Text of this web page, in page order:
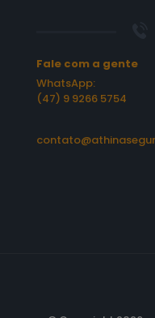
Fale com a gente
WhatsApp:
(47) 9 9266 5754